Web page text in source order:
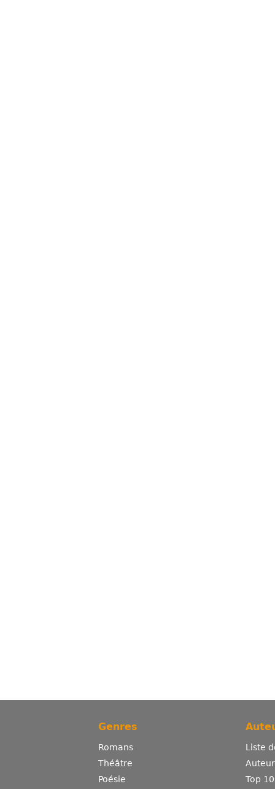
Genres
Romans
Théâtre
Poésie
Liste
Top